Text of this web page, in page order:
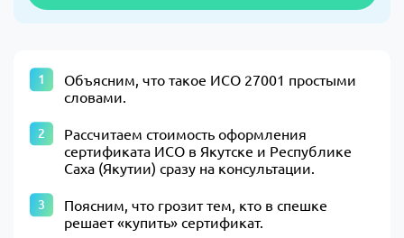
Объясним, что такое ИСО 27001 простыми
словами.
Рассчитаем стоимость оформления
сертификата ИСО в Якутске и Республике
Саха (Якутии) сразу на консультации.
Поясним, что грозит тем, кто в спешке
решает «купить» сертификат.